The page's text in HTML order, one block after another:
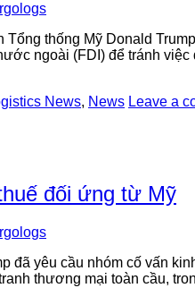
thống Mỹ Donald
ngoài (FDI) để tránh
News, News Leave a
đối ứng từ Mỹ
đã yêu cầu nhóm cố vấn
thương mại toàn cầu,